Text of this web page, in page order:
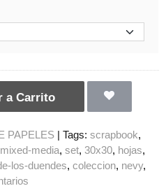
a Carrito
PAPELES | Tags: scrapbook
mixed-media set 30x30 hojas
los-duendes coleccion nevy